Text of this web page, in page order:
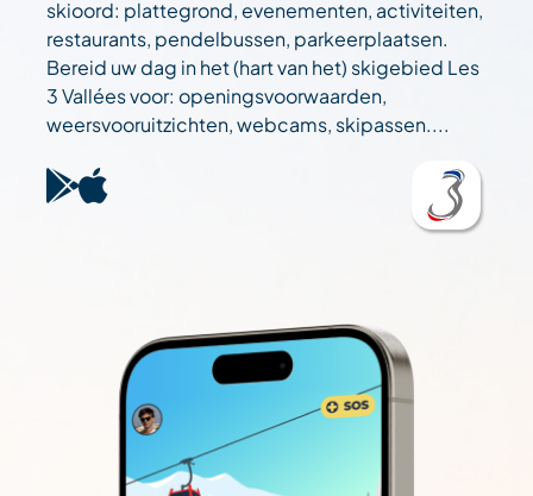
skioord: plattegrond, evenementen, activiteiten,
restaurants, pendelbussen, parkeerplaatsen.
Bereid uw dag in het (hart van het) skigebied Les
3 Vallées voor: openingsvoorwaarden,
weersvooruitzichten, webcams, skipassen....